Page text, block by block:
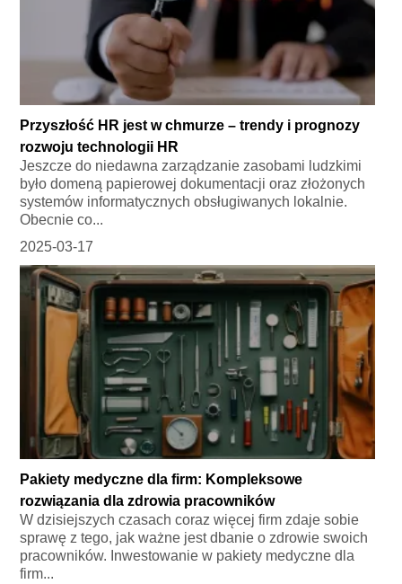
Przyszłość HR jest w chmurze – trendy i prognozy
rozwoju technologii HR
Jeszcze do niedawna zarządzanie zasobami ludzkimi
było domeną papierowej dokumentacji oraz złożonych
systemów informatycznych obsługiwanych lokalnie.
Obecnie co...
2025-03-17
Pakiety medyczne dla firm: Kompleksowe
rozwiązania dla zdrowia pracowników
W dzisiejszych czasach coraz więcej firm zdaje sobie
sprawę z tego, jak ważne jest dbanie o zdrowie swoich
pracowników. Inwestowanie w pakiety medyczne dla
firm...